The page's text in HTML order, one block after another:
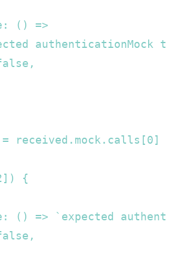
() =>
authenticationMock
= received.mock.calls[0]
{
() => `expected